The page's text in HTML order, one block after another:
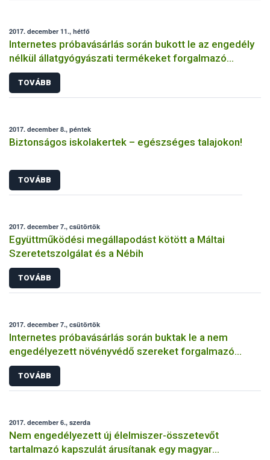
2017. december 11., hétfő
Internetes próbavásárlás során bukott le az engedély
nélkül állatgyógyászati termékeket forgalmazó
magánszemély
TOVÁBB
2017. december 8., péntek
Biztonságos iskolakertek – egészséges talajokon!
TOVÁBB
2017. december 7., csütörtök
Együttműködési megállapodást kötött a Máltai
Szeretetszolgálat és a Nébih
TOVÁBB
2017. december 7., csütörtök
Internetes próbavásárlás során buktak le a nem
engedélyezett növényvédő szereket forgalmazó
magánszemélyek
TOVÁBB
2017. december 6., szerda
Nem engedélyezett új élelmiszer-összetevőt
tartalmazó kapszulát árusítanak egy magyar